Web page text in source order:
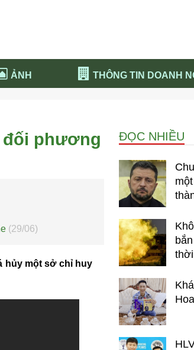
ẢNH THÔNG TIN DOANH
Nổi bật báo nga
Thư viện media
Phân tích thị
đối phương
(29/06)
hủy một sở chỉ huy
ĐỌC NHIỀU